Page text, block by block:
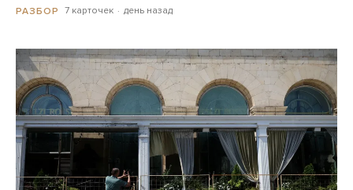
РАЗБОР 7 карточек день назад